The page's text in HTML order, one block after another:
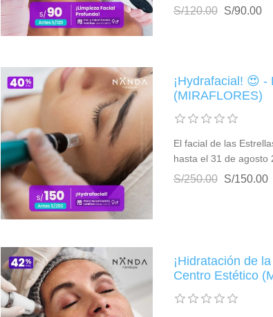
S/120.00 S/90.00
¡Hydrafacial! 😍
(MIRAFLORES)
El facial de las
hasta el 31 de agosto
S/250.00 S/150.00
¡Hidratación de
Centro Estético